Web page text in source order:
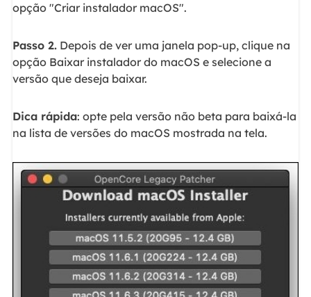
opção "Criar instalador macOS".
Passo 2.Depois de ver uma janela pop-up, clique na
opção Baixar instalador do macOS e selecione a
versão que deseja baixar.
Dica rápida: opte pela versão não beta para baixá-la
na lista de versões do macOS mostrada na tela.